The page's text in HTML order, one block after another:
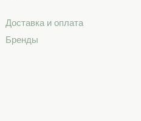
Доставка и оплата
Бренды